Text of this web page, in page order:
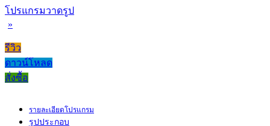
โปรแกรมวาดรูป
»
รีวิว
ดาวน์โหลด
สั่งซื้อ
รายละเอียดโปรแกรม
รูปประกอบ